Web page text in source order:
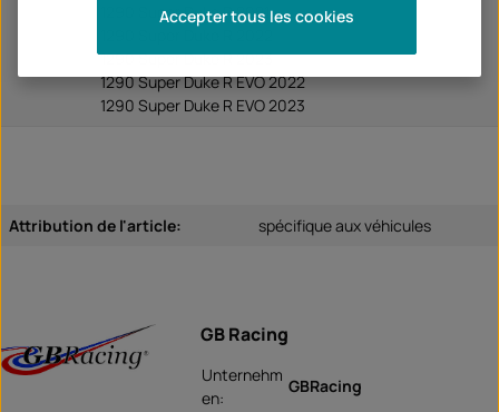
1290 Super Duke R 2021
1290 Super Duke R 2023
1290 Super Duke R EVO 2022
1290 Super Duke R EVO 2023
Attribution de l'article: spécifique aux véhicules
GB Racing
Unternehm
en:
GBRacing
Accepter tous les cookies